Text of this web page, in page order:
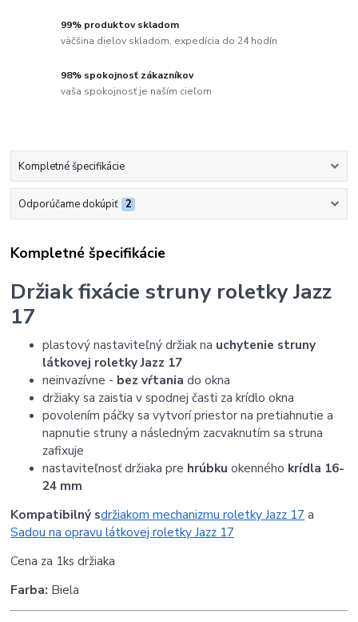
99% produktov skladom
väčšina dielov skladom, expedícia do 24 hodín
98% spokojnosť zákazníkov
vaša spokojnosť je naším cieľom
Kompletné špecifikácie
Odporúčame dokúpiť 2
Kompletné špecifikácie
Držiak fixácie struny roletky Jazz
17
plastový nastaviteľný držiak na uchytenie struny
látkovej roletky Jazz 17
neinvazívne - bez vŕtania do okna
držiaky sa zaistia v spodnej časti za krídlo okna
povolením páčky sa vytvorí priestor na pretiahnutie a
napnutie struny a následným zacvaknutím sa struna
zafixuje
nastaviteľnosť držiaka pre hrúbkuokenného krídla 16-
24 mm
Kompatibilný sdržiakom mechanizmu roletky Jazz 17 a
Sadou na opravu látkovej roletky Jazz 17
Cena za 1ks držiaka
Farba: Biela